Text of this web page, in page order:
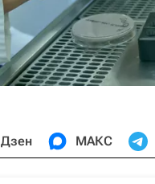
Дзен МАКС